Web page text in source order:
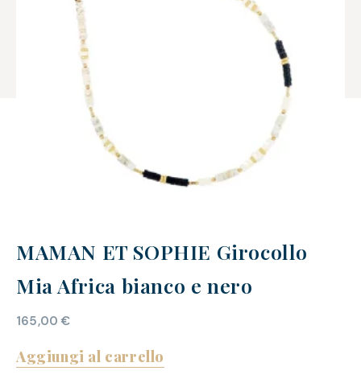
MAMAN ET SOPHIE Girocollo
Mia Africa bianco e nero
165,00€
Aggiungi al carrello